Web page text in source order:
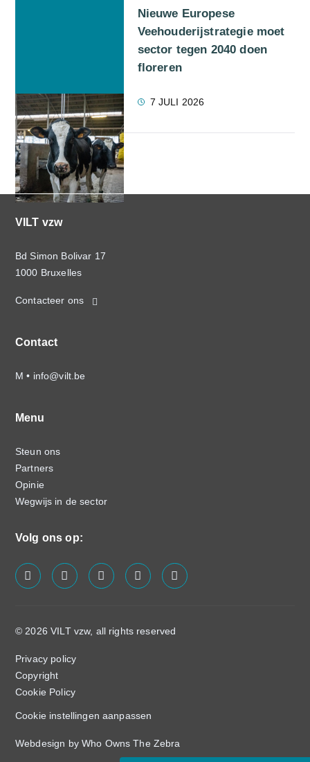
Nieuwe Europese
Veehouderijstrategie moet
sector tegen 2040 doen
floreren
7 JULI 2026
VILT vzw
Bd Simon Bolivar 17
1000 Bruxelles
Contacteer ons
Contact
M • info@vilt.be
Menu
Steun ons
Partners
Opinie
Wegwijs in de sector
Volg ons op:
screenreader.visit us on our facebook page: https://
screenreader.visit us on our linkedin page:
screenreader.visit us on our
screenreader.visit us on our x
screenreader.visit us on
© 2026 VILT vzw, all rights reserved
Privacy policy
Copyright
Cookie Policy
Cookie instellingen aanpassen
Webdesign by Who Owns The Zebra